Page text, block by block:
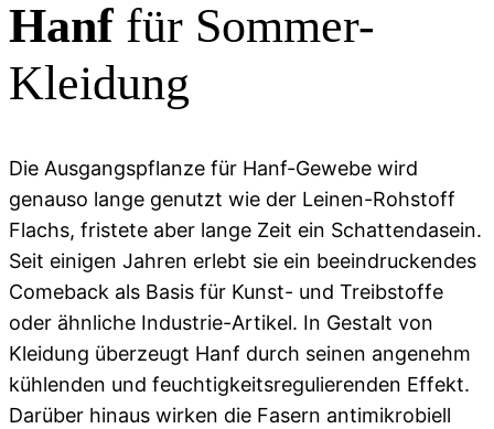
Hanf für Sommer-
Kleidung
Die Ausgangspflanze für Hanf-Gewebe wird
genauso lange genutzt wie der Leinen-Rohstoff
Flachs, fristete aber lange Zeit ein Schattendasein.
Seit einigen Jahren erlebt sie ein beeindruckendes
Comeback als Basis für Kunst- und Treibstoffe
oder ähnliche Industrie-Artikel. In Gestalt von
Kleidung überzeugt Hanf durch seinen angenehm
kühlenden und feuchtigkeitsregulierenden Effekt.
Darüber hinaus wirken die Fasern antimikrobiell